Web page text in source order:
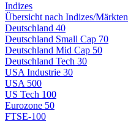
Indizes
Übersicht nach Indizes/Märkten
Deutschland 40
Deutschland Small Cap 70
Deutschland Mid Cap 50
Deutschland Tech 30
USA Industrie 30
USA 500
US Tech 100
Eurozone 50
FTSE-100